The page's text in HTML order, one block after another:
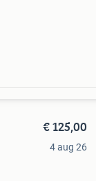
€ 125,00
4 aug 26